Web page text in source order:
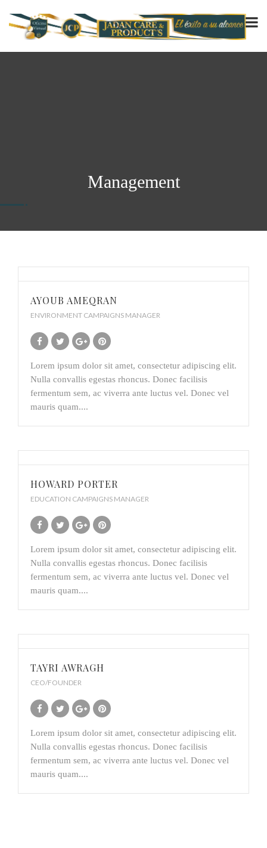
Management
AYOUB AMEQRAN
ENVIRONMENT CAMPAIGNS MANAGER
Lorem ipsum dolor sit amet, consectetur adipiscing elit.
Nulla convallis egestas rhoncus. Donec facilisis
fermentum sem, ac viverra ante luctus vel. Donec vel
mauris quam....
HOWARD PORTER
EDUCATION CAMPAIGNS MANAGER
Lorem ipsum dolor sit amet, consectetur adipiscing elit.
Nulla convallis egestas rhoncus. Donec facilisis
fermentum sem, ac viverra ante luctus vel. Donec vel
mauris quam....
TAYRI AWRAGH
CEO/FOUNDER
Lorem ipsum dolor sit amet, consectetur adipiscing elit.
Nulla convallis egestas rhoncus. Donec facilisis
fermentum sem, ac viverra ante luctus vel. Donec vel
mauris quam....